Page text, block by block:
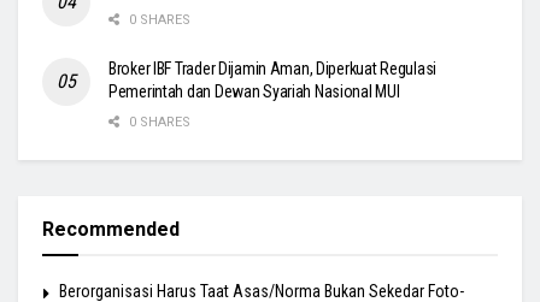
0 SHARES
Broker IBF Trader Dijamin Aman, Diperkuat Regulasi
Pemerintah dan Dewan Syariah Nasional MUI
0 SHARES
Recommended
Berorganisasi Harus Taat Asas/Norma Bukan Sekedar Foto-